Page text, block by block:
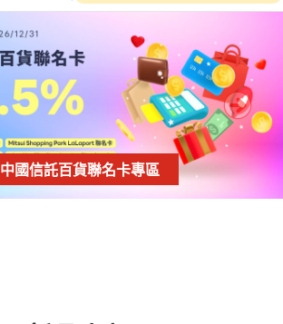
中國信託百貨聯名卡專區